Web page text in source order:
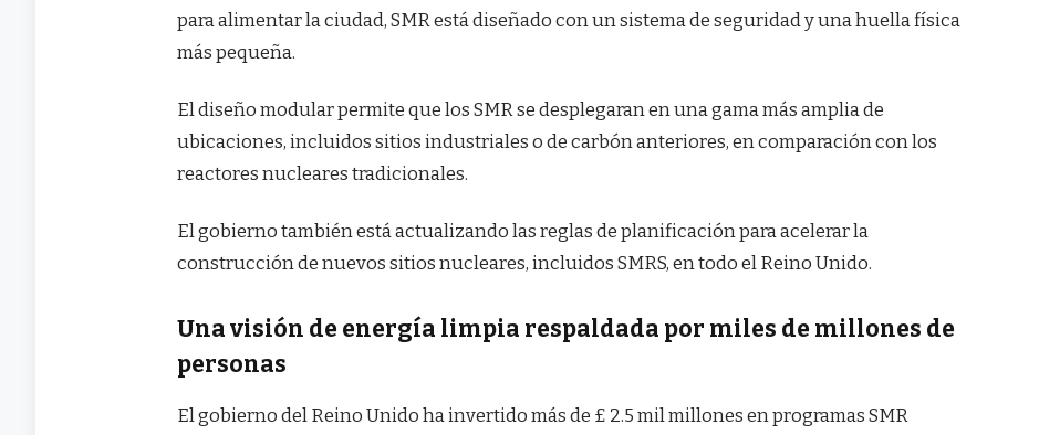
para alimentar la ciudad, SMR está diseñado con un sistema de seguridad y una huella física
más pequeña.
El diseño modular permite que los SMR se desplegaran en una gama más amplia de
ubicaciones, incluidos sitios industriales o de carbón anteriores, en comparación con los
reactores nucleares tradicionales.
El gobierno también está actualizando las reglas de planificación para acelerar la
construcción de nuevos sitios nucleares, incluidos SMRS, en todo el Reino Unido.
Una visión de energía limpia respaldada por miles de millones de
personas
El gobierno del Reino Unido ha invertido más de £ 2.5 mil millones en programas SMR